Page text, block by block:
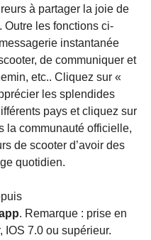
à partager la joie de
Outre les fonctions ci-
instantanée
de communiquer et
etc.. Cliquez sur «
les splendides
pays et cliquez sur
la communauté officielle,
de scooter d’avoir des
quotidien.
. Remarque : prise en
IOS 7.0 ou supérieur.